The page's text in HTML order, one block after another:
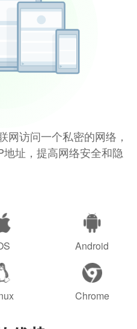
网访问一个私密的网络，
址，提高网络安全和隐
Android
Chrome